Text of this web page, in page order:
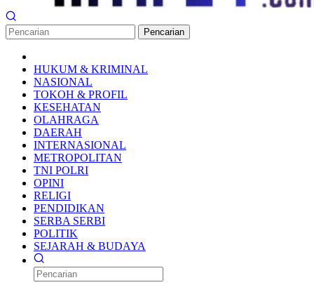
Pencarian
HUKUM & KRIMINAL
NASIONAL
TOKOH & PROFIL
KESEHATAN
OLAHRAGA
DAERAH
INTERNASIONAL
METROPOLITAN
TNI POLRI
OPINI
RELIGI
PENDIDIKAN
SERBA SERBI
POLITIK
SEJARAH & BUDAYA